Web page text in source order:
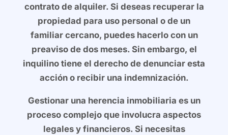
contrato de alquiler. Si deseas recuperar la
propiedad para uso personal o de un
familiar cercano, puedes hacerlo con un
preaviso de dos meses. Sin embargo, el
inquilino tiene el derecho de denunciar esta
acción o recibir una indemnización.
Gestionar una herencia inmobiliaria es un
proceso complejo que involucra aspectos
legales y financieros. Si necesitas